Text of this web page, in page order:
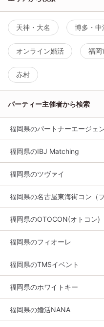
天神・大名 博多・中
オンライン婚活 福岡
赤村
パーティー主催者から検索
福岡県のパートナーエージェ
福岡県のIBJ Matching
福岡県のツヴァイ
福岡県の名古屋東海街コン（
福岡県のOTOCON(オトコン)
福岡県のフィオーレ
福岡県のTMSイベント
福岡県のホワイトキー
福岡県の婚活NANA